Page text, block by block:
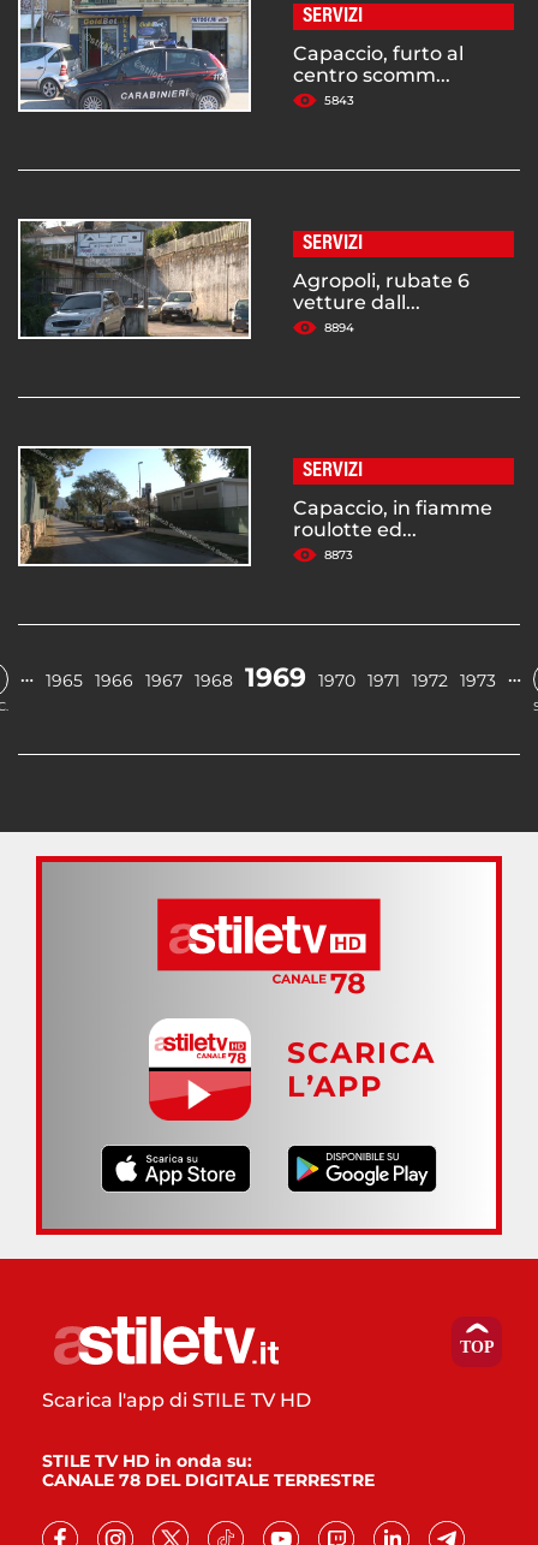
SERVIZI
Capaccio, furto al
centro scomm...
5843
SERVIZI
Agropoli, rubate 6
vetture dall...
8894
SERVIZI
Capaccio, in fiamme
roulotte ed...
8873
… 1965 1966 1967 1968 1969 1970 1971 1972 1973 …
SCARICA
L’APP
Scarica l'app di STILE TV HD
STILE TV HD in onda su:
CANALE 78 DEL DIGITALE TERRESTRE